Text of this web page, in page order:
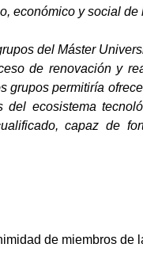
económico y social de
del Máster
de renovación y
grupos permitiría
ecosistema
capaz de
de miembros de